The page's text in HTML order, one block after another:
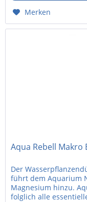
Merken
Aqua Rebell Makro
Der
führt dem Aquarium
Magnesium hinzu.
folglich alle